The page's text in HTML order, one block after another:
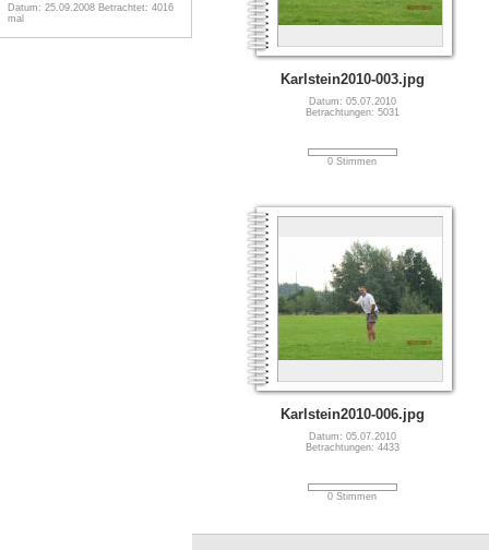
Datum: 25.09.2008 Betrachtet: 4016
mal
Karlstein2010-003.jpg
Datum: 05.07.2010
Betrachtungen: 5031
0 Stimmen
Karlstein2010-006.jpg
Datum: 05.07.2010
Betrachtungen: 4433
0 Stimmen